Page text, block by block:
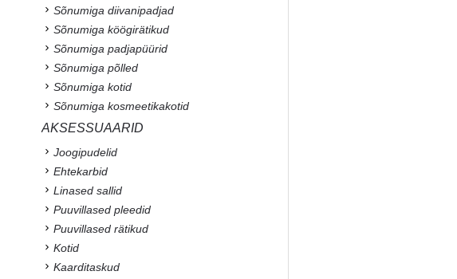
Sõnumiga diivanipadjad
Sõnumiga köögirätikud
Sõnumiga padjapüürid
Sõnumiga põlled
Sõnumiga kotid
Sõnumiga kosmeetikakotid
AKSESSUAARID
Joogipudelid
Ehtekarbid
Linased sallid
Puuvillased pleedid
Puuvillased rätikud
Kotid
Kaarditaskud